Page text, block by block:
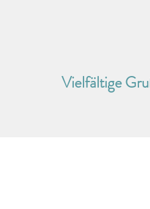
Vielfältige